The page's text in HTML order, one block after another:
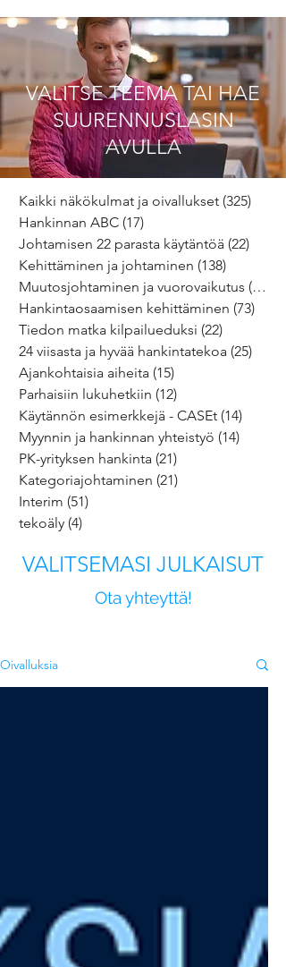
VALITSE TEEMA TAI HAE
SUURENNUSLASIN
AVULLA
Kaikki näkökulmat ja oivallukset (325)
Hankinnan ABC (17)
Johtamisen 22 parasta käytäntöä (22)
Kehittäminen ja johtaminen (138)
Muutosjohtaminen ja vuorovaikutus (64)
Hankintaosaamisen kehittäminen (73)
Tiedon matka kilpailueduksi (22)
24 viisasta ja hyvää hankintatekoa (25)
Ajankohtaisia aiheita (15)
Parhaisiin lukuhetkiin (12)
Käytännön esimerkkejä - CASEt (14)
Myynnin ja hankinnan yhteistyö (14)
PK-yrityksen hankinta (21)
Kategoriajohtaminen (21)
Interim (51)
tekoäly (4)
VALITSEMASI JULKAISUT
Ota yhteyttä!
Oivalluksia